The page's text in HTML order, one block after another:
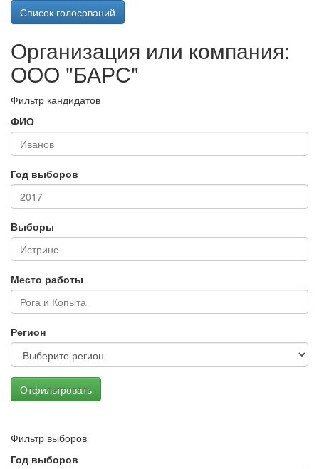
Список голосований
Организация или компания:
ООО "БАРС"
Фильтр кандидатов
ФИО
Год выборов
Выборы
Место работы
Регион
Отфильтровать
Фильтр выборов
Год выборов